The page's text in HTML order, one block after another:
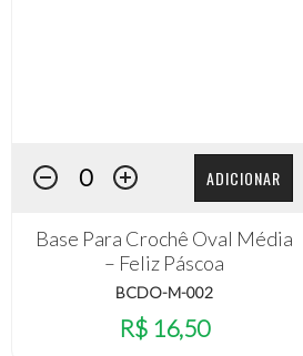
ADICIONAR
Base Para Crochê Oval Média
– Feliz Páscoa
BCDO-M-002
R$ 16,50